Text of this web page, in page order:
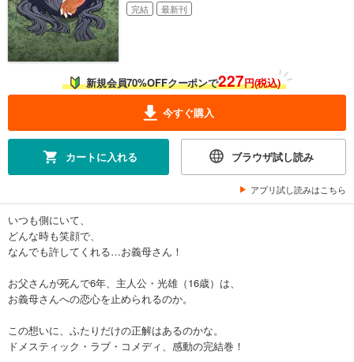
完結
最新刊
新規会員70%OFFクーポンで227円(税込)
今すぐ購入
カートに入れる ブラウザ試し読み
アプリ試し読みはこちら
いつも側にいて、
どんな時も笑顔で、
なんでも許してくれる…お義母さん！
お父さんが死んで6年、主人公・光雄（16歳）は、
お義母さんへの恋心を止められるのか。
この想いに、ふたりだけの正解はあるのかな。
ドメスティック・ラブ・コメディ、感動の完結巻！